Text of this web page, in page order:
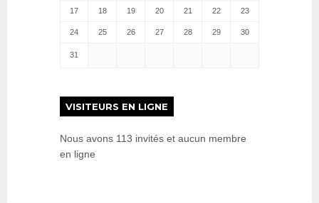
17 18 19 20 21 22 23
24 25 26 27 28 29 30
31
VISITEURS EN LIGNE
Nous avons 113 invités et aucun membre
en ligne